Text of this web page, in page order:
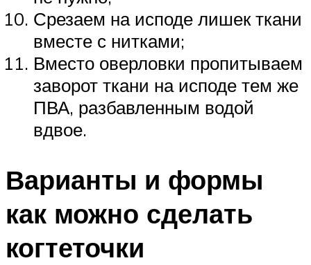
Срезаем на исподе лишек ткани
вместе с нитками;
Вместо оверловки пропитываем
заворот ткани на исподе тем же
ПВА, разбавленным водой
вдвое.
Варианты и формы
как можно сделать
когтеточки